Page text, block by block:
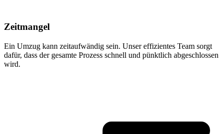
Zeitmangel
Ein Umzug kann zeitaufwändig sein. Unser effizientes Team sorgt
dafür, dass der gesamte Prozess schnell und pünktlich abgeschlossen
wird.